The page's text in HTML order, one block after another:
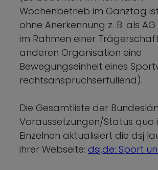
Wochenbetrieb im Ganztag
ohne Anerkennung z. B. als
im Rahmen einer
anderen Organisation eine
Bewegungseinheit eines
rechtsanspruchserfüllend).
Die Gesamtliste der
Voraussetzungen/Status quo
Einzelnen aktualisiert die dsj
ihrer Webseite: dsj.de: Sport